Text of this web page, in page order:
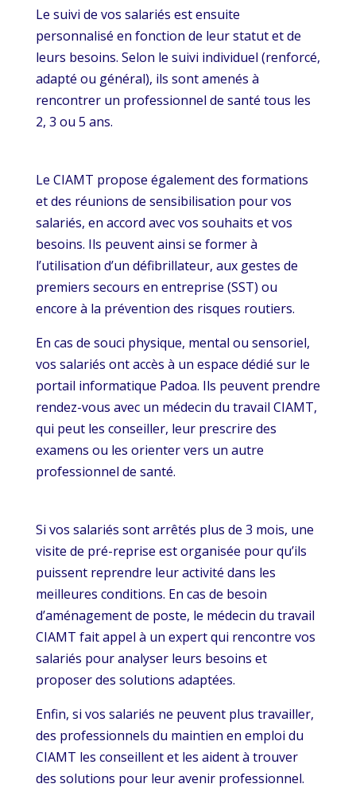
Le suivi de vos salariés est ensuite
personnalisé en fonction de leur statut et de
leurs besoins. Selon le suivi individuel (renforcé,
adapté ou général), ils sont amenés à
rencontrer un professionnel de santé tous les
2, 3 ou 5 ans.
Le CIAMT propose également des formations
et des réunions de sensibilisation pour vos
salariés, en accord avec vos souhaits et vos
besoins. Ils peuvent ainsi se former à
l’utilisation d’un défibrillateur, aux gestes de
premiers secours en entreprise (SST) ou
encore à la prévention des risques routiers.
En cas de souci physique, mental ou sensoriel,
vos salariés ont accès à un espace dédié sur le
portail informatique Padoa. Ils peuvent prendre
rendez-vous avec un médecin du travail CIAMT,
qui peut les conseiller, leur prescrire des
examens ou les orienter vers un autre
professionnel de santé.
Si vos salariés sont arrêtés plus de 3 mois, une
visite de pré-reprise est organisée pour qu’ils
puissent reprendre leur activité dans les
meilleures conditions. En cas de besoin
d’aménagement de poste, le médecin du travail
CIAMT fait appel à un expert qui rencontre vos
salariés pour analyser leurs besoins et
proposer des solutions adaptées.
Enfin, si vos salariés ne peuvent plus travailler,
des professionnels du maintien en emploi du
CIAMT les conseillent et les aident à trouver
des solutions pour leur avenir professionnel.